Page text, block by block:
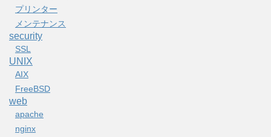
プリンター
メンテナンス
security
SSL
UNIX
AIX
FreeBSD
web
apache
nginx